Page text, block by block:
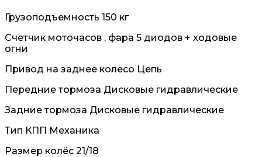
Грузоподъемность 150 кг
Счетчик моточасов , фара 5 диодов + ходовые
огни
Привод на заднее колесо Цепь
Передние тормоза Дисковые гидравлические
Задние тормоза Дисковые гидравлические
Тип КПП Механика
Размер колёс 21/18